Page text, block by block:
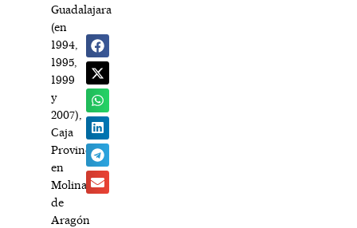
Guadalajara
(en
1994,
1995,
1999
y
2007),
Caja
Provincial
en
Molina
de
Aragón